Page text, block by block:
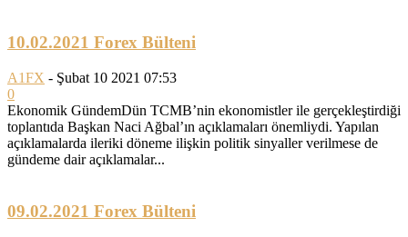
10.02.2021 Forex Bülteni
A1FX - Şubat 10 2021 07:53
0
Ekonomik GündemDün TCMB’nin ekonomistler ile gerçekleştirdiği
toplantıda Başkan Naci Ağbal’ın açıklamaları önemliydi. Yapılan
açıklamalarda ileriki döneme ilişkin politik sinyaller verilmese de
gündeme dair açıklamalar...
09.02.2021 Forex Bülteni